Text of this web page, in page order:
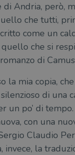
di Andria, però,
che tutti,
come un
che si
di
la mia copia,
di una
un po’ di
con una
Claudio
invece, la